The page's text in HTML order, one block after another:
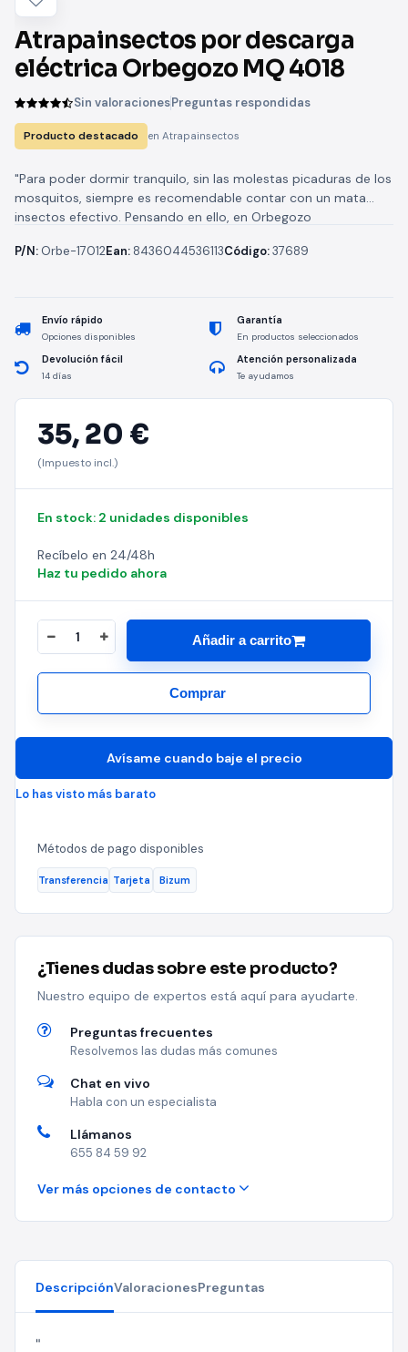
Atrapainsectos por descarga
eléctrica Orbegozo MQ 4018
Sin valoracionesPreguntas respondidas
Producto destacado en Atrapainsectos
"Para poder dormir tranquilo, sin las molestas picaduras de los
mosquitos, siempre es recomendable contar con un mata
insectos efectivo. Pensando en ello, en Orbegozo
P/N: Orbe-17012Ean: 8436044536113Código:37689
Envío rápido
Opciones disponibles
Garantía
En productos seleccionados
Devolución fácil
14 días
Atención personalizada
Te ayudamos
35,20 €
(Impuesto incl.)
En stock: 2 unidades disponibles
Recíbelo en 24/48h
Haz tu pedido ahora
Añadir a carrito
Comprar
Avísame cuando baje el precio
Lo has visto más barato
Métodos de pago disponibles
Transferencia Tarjeta Bizum
¿Tienes dudas sobre este producto?
Nuestro equipo de expertos está aquí para ayudarte.
Preguntas frecuentes
Resolvemos las dudas más comunes
Chat en vivo
Habla con un especialista
Llámanos
655 84 59 92
Ver más opciones de contacto
DescripciónValoracionesPreguntas
"